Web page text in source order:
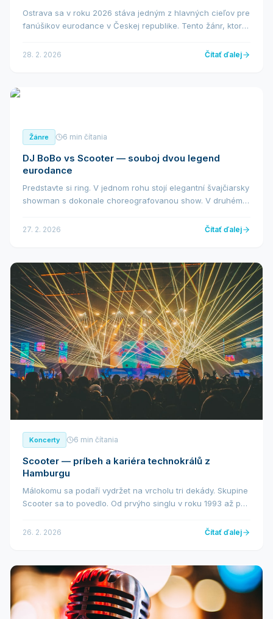
Ostrava sa v roku 2026 stáva jedným z hlavných cieľov pre
fanúšikov eurodance v Českej republike. Tento žánr, ktorý
verných poslucháčov po celom svete, sa...
28. 2. 2026 Čítať ďalej
Žánre 6 min čítania
DJ BoBo vs Scooter — souboj dvou legend
eurodance
Predstavte si ring. V jednom rohu stojí elegantní švajčiarsky
showman s dokonale choreografovanou show. V druhém
pokrikem „Hyper! Hyper!". DJ BoBo versus...
27. 2. 2026 Čítať ďalej
Koncerty 6 min čítania
Scooter — príbeh a kariéra technokrálů z
Hamburgu
Málokomu sa podaří vydržet na vrcholu tri dekády. Skupine
Scooter sa to povedlo. Od prvýho singlu v roku 1993 až po
charismatického H.P. Baxtera je je...
26. 2. 2026 Čítať ďalej